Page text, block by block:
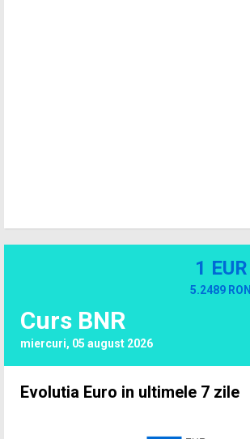
Curs BNR
miercuri, 05 august 2026
1 EUR
5.2489 RON
Evolutia Euro in ultimele 7 zile